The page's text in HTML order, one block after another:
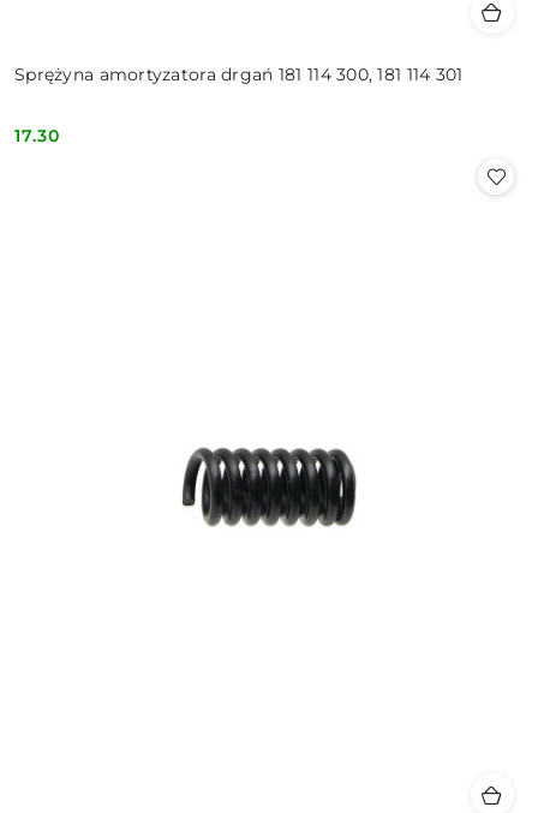
Sprężyna amortyzatora drgań 181 114 300, 181 114 301
Cena:
17.30